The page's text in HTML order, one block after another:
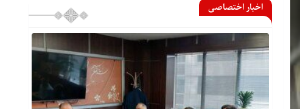
اخبار اختصاصی